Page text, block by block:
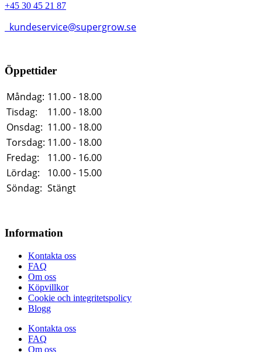
+45 30 45 21 87
kundeservice@supergrow.se
Öppettider
Måndag: 11.00 - 18.00
Tisdag:
11.00 - 18.00
Onsdag: 11.00 - 18.00
Torsdag: 11.00 - 18.00
Fredag:
11.00 - 16.00
Lördag:
10.00 - 15.00
Söndag: Stängt
Information
Kontakta oss
FAQ
Om oss
Köpvillkor
Cookie och integritetspolicy
Blogg
Kontakta oss
FAQ
Om oss